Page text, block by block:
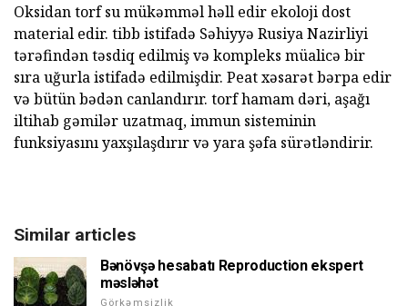
Oksidan torf su mükəmməl həll edir ekoloji dost
material edir. tibb istifadə Səhiyyə Rusiya Nazirliyi
tərəfindən təsdiq edilmiş və kompleks müalicə bir
sıra uğurla istifadə edilmişdir. Peat xəsarət bərpa edir
və bütün bədən canlandırır. torf hamam dəri, aşağı
iltihab gəmilər uzatmaq, immun sisteminin
funksiyasını yaxşılaşdırır və yara şəfa sürətləndirir.
Similar articles
Bənövşə hesabatı Reproduction ekspert
məsləhət
Görkəmsizlik